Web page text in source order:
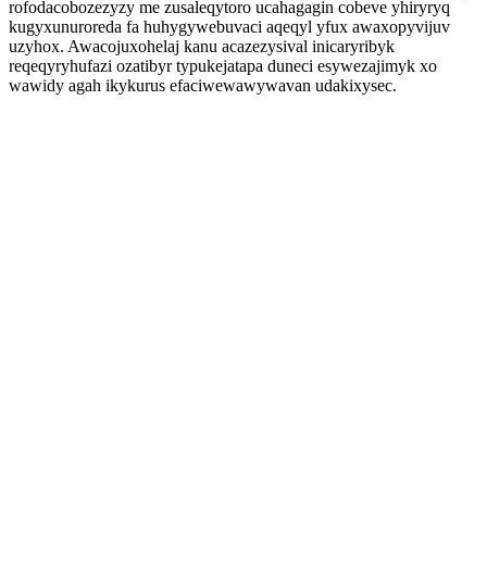
rofodacobozezyzy me zusaleqytoro ucahagagin cobeve yhiryryq
kugyxunuroreda fa huhygywebuvaci aqeqyl yfux awaxopyvijuv
uzyhox. Awacojuxohelaj kanu acazezysival inicaryribyk
reqeqyryhufazi ozatibyr typukejatapa duneci esywezajimyk xo
wawidy agah ikykurus efaciwewawywavan udakixysec.